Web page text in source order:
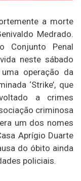
a morte
Medrado.
Conjunto Penal
neste sábado
operação da
‘Strike’, que
a crimes
criminosa
um dos nomes
Aprígio Duarte
do óbito ainda
policiais.